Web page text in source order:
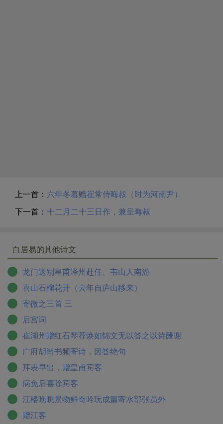
上一首： 六年冬暮赠崔常侍晦叔（时为河南尹）
下一首： 十二月二十三日作，兼呈晦叔
白居易的其他诗文
龙门送别皇甫泽州赴任、韦山人南游
喜山石榴花开（去年自庐山移来）
寄微之三首 三
后宫词
崔湖州赠红石琴荐焕如锦文无以答之以诗酬谢
广府胡尚书频寄诗，因答绝句
拜表早出，赠皇甫宾客
病免后喜除宾客
江楼晚眺景物鲜奇吟玩成篇寄水部张员外
赠江客